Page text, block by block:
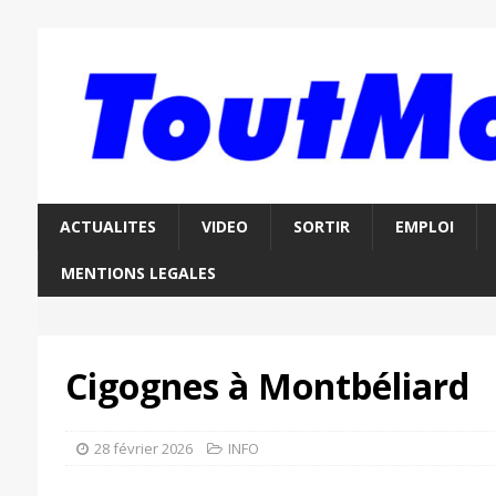
ACTUALITES VIDEO SORTIR EMPLOI
MENTIONS LEGALES
Cigognes à Montbéliard
28 février 2026 INFO